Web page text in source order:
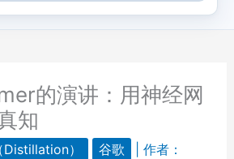
的演讲：用神经网
知
） 谷歌
| 作者：